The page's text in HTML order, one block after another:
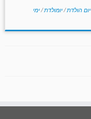
יום הולדת/יומולדת/ימי